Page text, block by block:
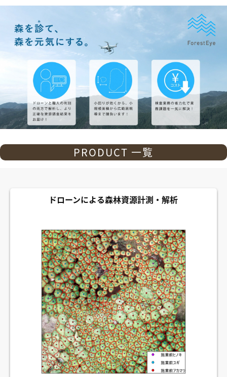
PRODUCT 一覧
ドローンによる森林資源計測・解析